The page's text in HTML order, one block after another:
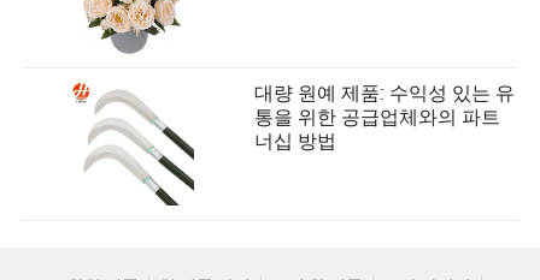
대량 원예 제품: 수익성 있는 유
통을 위한 공급업체와의 파트
너십 방법